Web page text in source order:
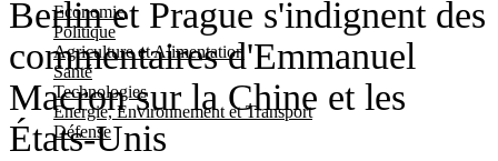
Economie
Politique
Agriculture et Alimentation
Santé
Technologies
Energie, Environnement et Transport
Défense
Berlin et Prague s'indignent des
commentaires d'Emmanuel
Macron sur la Chine et les
États-Unis